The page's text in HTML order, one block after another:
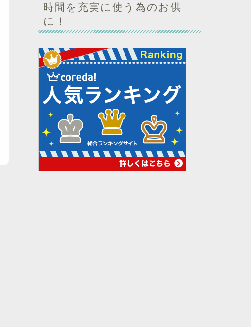
時間を充実に使う為のお供
に！